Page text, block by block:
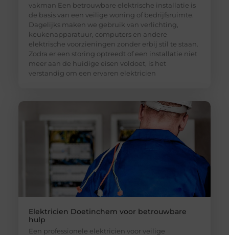
vakman Een betrouwbare elektrische installatie is
de basis van een veilige woning of bedrijfsruimte.
Dagelijks maken we gebruik van verlichting,
keukenapparatuur, computers en andere
elektrische voorzieningen zonder erbij stil te staan.
Zodra er een storing optreedt of een installatie niet
meer aan de huidige eisen voldoet, is het
verstandig om een ervaren elektricien
Elektricien Doetinchem voor betrouwbare
hulp
Een professionele elektricien voor veilige